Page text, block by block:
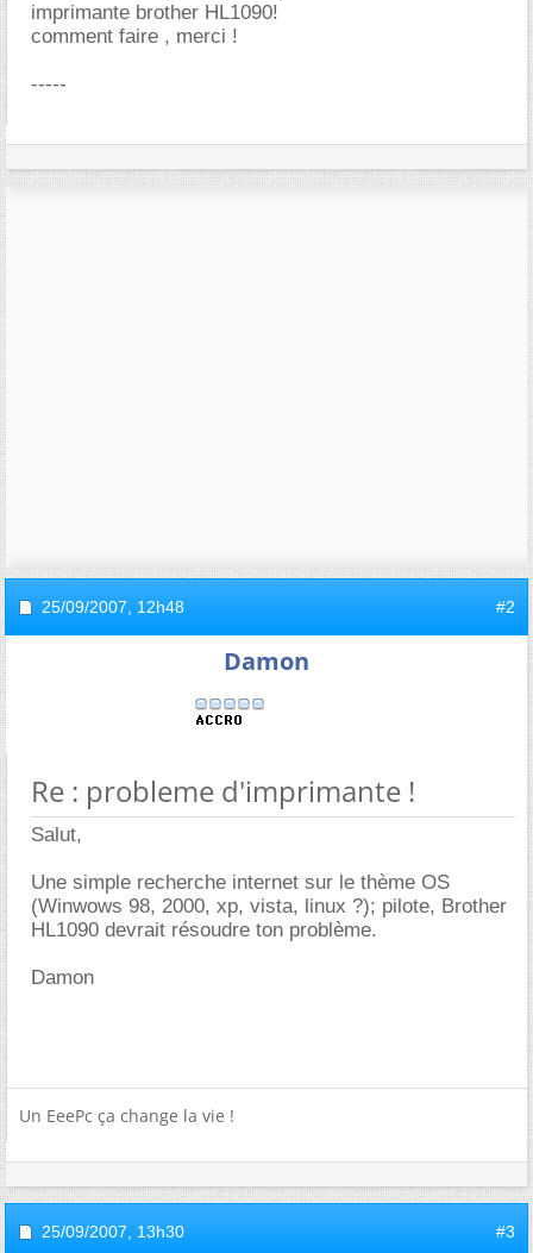
imprimante brother HL1090!
comment faire , merci !
-----
25/09/2007, 12h48 #2
Damon
Re : probleme d'imprimante !
Salut,
Une simple recherche internet sur le thème OS
(Winwows 98, 2000, xp, vista, linux ?); pilote, Brother
HL1090 devrait résoudre ton problème.
Damon
Un EeePc ça change la vie !
25/09/2007, 13h30 #3